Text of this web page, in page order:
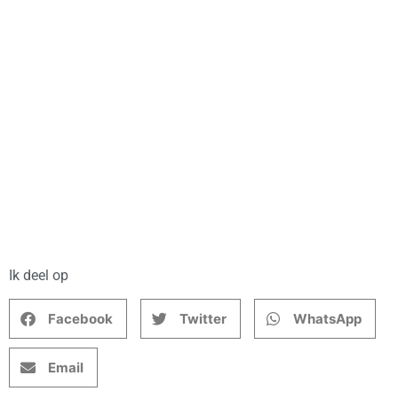
Ik deel op
Facebook Twitter WhatsApp
Email